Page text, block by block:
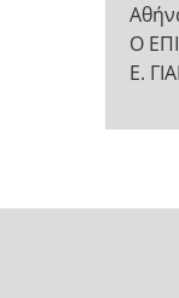
Ο
Ε.